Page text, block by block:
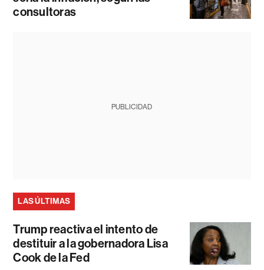
consultoras
PUBLICIDAD
LAS ÚLTIMAS
Trump reactiva el intento de
destituir a la gobernadora Lisa
Cook de la Fed